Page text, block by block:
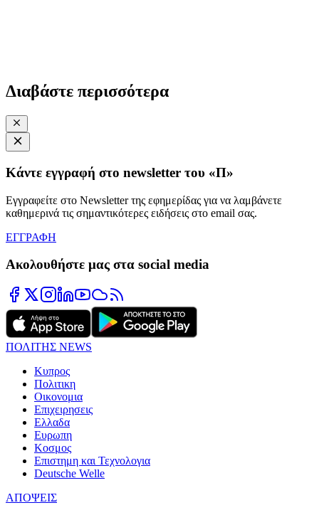
Διαβάστε περισσότερα
Κάντε εγγραφή στο newsletter του «Π»
Εγγραφείτε στο Newsletter της εφημερίδας για να λαμβάνετε
καθημερινά τις σημαντικότερες ειδήσεις στο email σας.
ΕΓΓΡΑΦΗ
Ακολουθήστε μας στα social media
ΠΟΛΙΤΗΣ NEWS
Κυπρος
Πολιτικη
Οικονομια
Επιχειρησεις
Ελλαδα
Ευρωπη
Κοσμος
Επιστημη και Τεχνολογια
Deutsche Welle
ΑΠΟΨΕΙΣ